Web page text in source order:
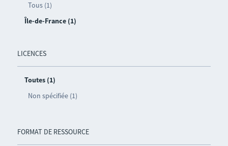
Tous (1)
Île-de-France (1)
LICENCES
Toutes (1)
Non spécifiée (1)
FORMAT DE RESSOURCE